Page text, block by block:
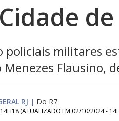
policiais militares
Flausino,
RJ | Do R7
(ATUALIZADO EM 02/10/2024 -